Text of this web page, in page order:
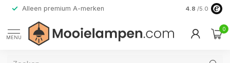
Alleen premium A-merken 4.8 /5.0
MENU
0